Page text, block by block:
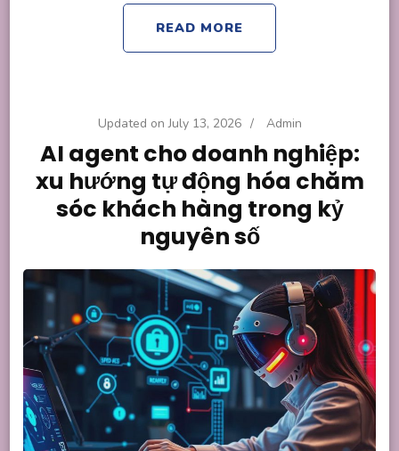
READ MORE
Updated onJuly 13, 2026 / Admin
AI agent cho doanh nghiệp:
xu hướng tự động hóa chăm
sóc khách hàng trong kỷ
nguyên số